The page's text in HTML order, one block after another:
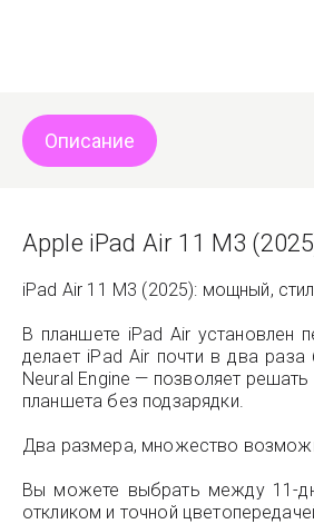
Описание
Apple iPad Air 11 M3
iPad Air 11 M3 (2025): мощный,
В планшете iPad Air установлен
делает iPad Air почти в два
Neural Engine — позволяет
планшета без подзарядки.
Два размера, множество
Вы можете выбрать между 11-
откликом и точной